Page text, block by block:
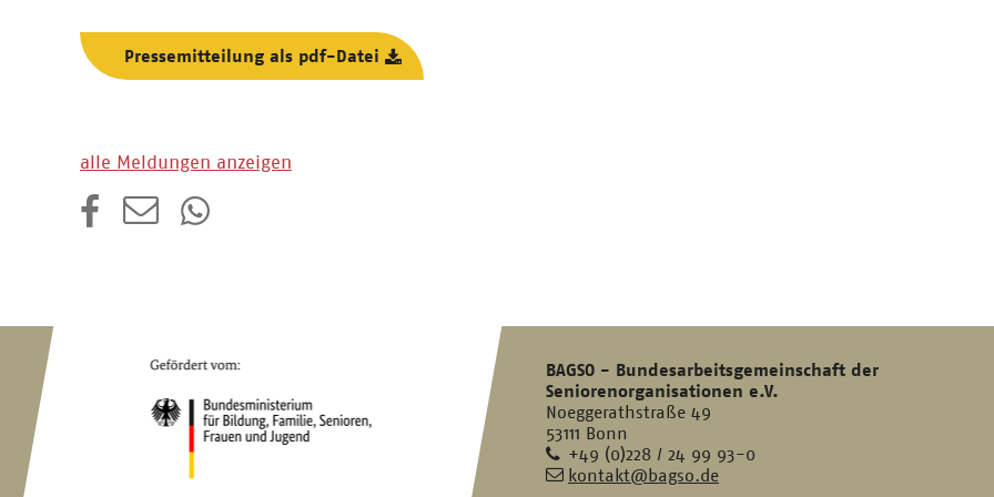
Pressemitteilung als pdf-Datei
alle Meldungen anzeigen
BAGSO - Bundesarbeitsgemeinschaft der
Seniorenorganisationen e.V.
Noeggerathstraße 49
53111 Bonn
Telefon
+49 (0)228 / 24 99 93-0
E- kontakt@bagso.de